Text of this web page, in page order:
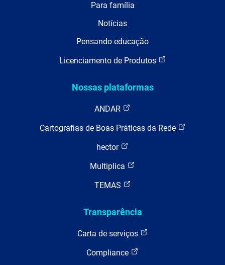
Para família
Notícias
Pensando educação
Licenciamento de Produtos
Nossas plataformas
ANDAR
Cartografias de Boas Práticas da Rede
hector
Multiplica
TEMAS
Transparência
Carta de serviços
Compliance